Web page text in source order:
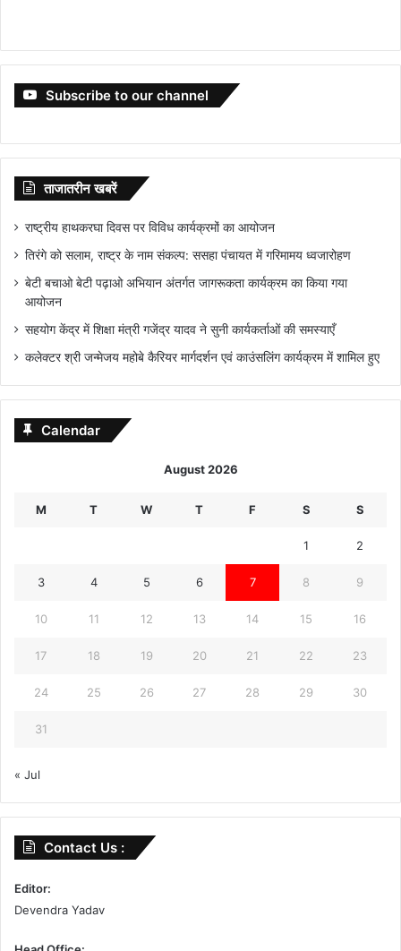
Subscribe to our channel
ताजातरीन खबरें
राष्ट्रीय हाथकरघा दिवस पर विविध कार्यक्रमों का आयोजन
तिरंगे को सलाम, राष्ट्र के नाम संकल्प: ससहा पंचायत में गरिमामय ध्वजारोहण
बेटी बचाओ बेटी पढ़ाओ अभियान अंतर्गत जागरूकता कार्यक्रम का किया गया
आयोजन
सहयोग केंद्र में शिक्षा मंत्री गजेंद्र यादव ने सुनी कार्यकर्ताओं की समस्याएँ
कलेक्टर श्री जन्मेजय महोबे कैरियर मार्गदर्शन एवं काउंसलिंग कार्यक्रम में शामिल हुए
Calendar
August 2026
M T W T F S S
1 2
3 4 5 6 7 8 9
10 11 12 13 14 15 16
17 18 19 20 21 22 23
24 25 26 27 28 29 30
31
« Jul
Contact Us :
Editor:
Devendra Yadav